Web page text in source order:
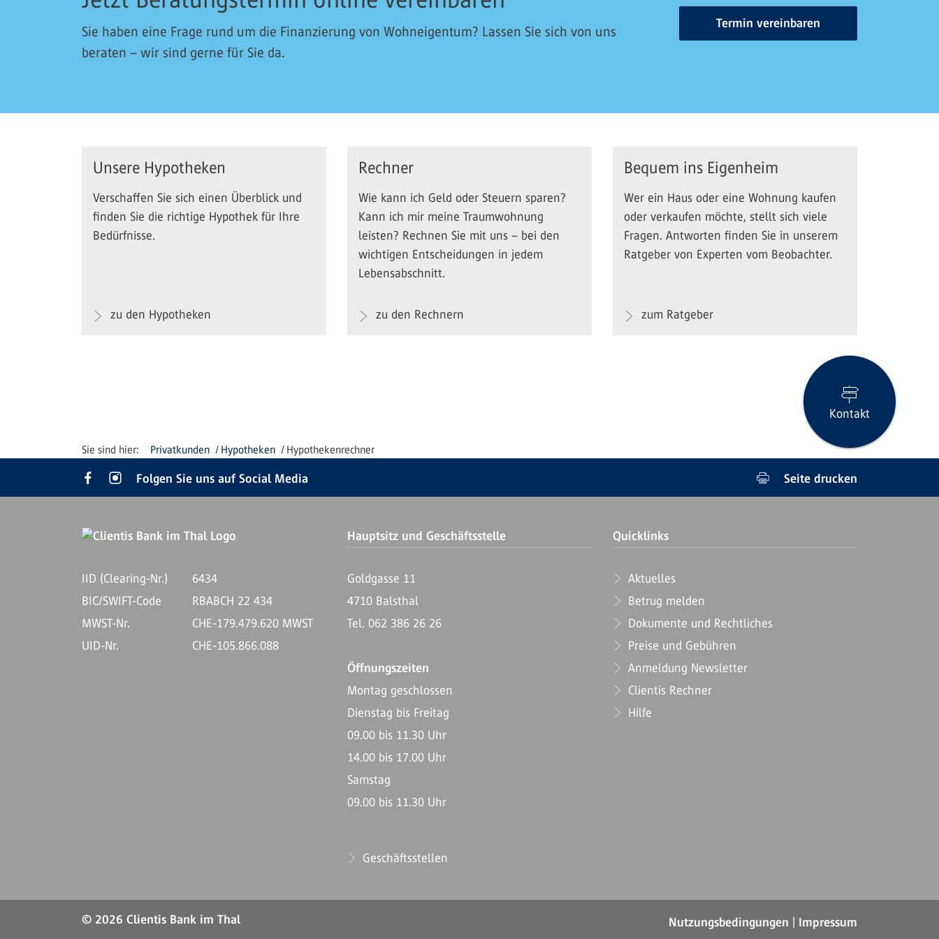
Sie haben eine Frage rund um die Finanzierung von Wohneigentum? Lassen Sie sich von uns
beraten – wir sind gerne für Sie da.
Termin vereinbaren
Unsere Hypotheken
Verschaffen Sie sich einen Überblick und
finden Sie die richtige Hypothek für Ihre
Bedürfnisse.
zu den Hypotheken
Rechner
Wie kann ich Geld oder Steuern sparen?
Kann ich mir meine Traumwohnung
leisten? Rechnen Sie mit uns – bei den
wichtigen Entscheidungen in jedem
Lebensabschnitt.
zu den Rechnern
Bequem ins Eigenheim
Wer ein Haus oder eine Wohnung kaufen
oder verkaufen möchte, stellt sich viele
Fragen. Antworten finden Sie in unserem
Ratgeber von Experten vom Beobachter.
zum Ratgeber
Privatkunden Hypotheken Hypothekenrechner
Kontakt
Folgen Sie uns auf Social Media Seite drucken
Hauptsitz und Geschäftsstelle Quicklinks
IID (Clearing-Nr.)
6434
BIC/SWIFT-Code
RBABCH 22 434
MWST-Nr.
CHE-179.479.620 MWST
UID-Nr.
CHE-105.866.088
Goldgasse 11
4710 Balsthal
Tel. 062 386 26 26
Öffnungszeiten
Montag geschlossen
Dienstag bis Freitag
09.00 bis 11.30 Uhr
14.00 bis 17.00 Uhr
Samstag
09.00 bis 11.30 Uhr
Geschäftsstellen
Aktuelles
Betrug melden
Dokumente und Rechtliches
Preise und Gebühren
Anmeldung Newsletter
Clientis Rechner
Hilfe
© 2026 Clientis Bank im Thal Nutzungsbedingungen Impressum